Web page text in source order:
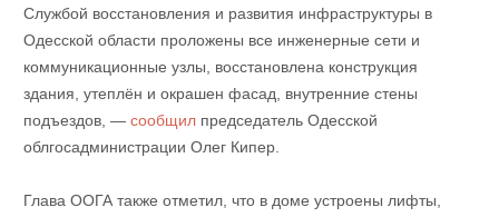
Службой восстановления и развития инфраструктуры в
Одесской области проложены все инженерные сети и
коммуникационные узлы, восстановлена ​​конструкция
здания, утеплён и окрашен фасад, внутренние стены
подъездов, — сообщилпредседатель Одесской
облгосадминистрации Олег Кипер.
Глава ООГА также отметил, что в доме устроены лифты,